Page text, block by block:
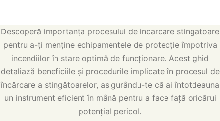
Descoperă importanța procesului de incarcare stingatoare
pentru a-ți menține echipamentele de protecție împotriva
incendiilor în stare optimă de funcționare. Acest ghid
detaliază beneficiile și procedurile implicate în procesul de
încărcare a stingătoarelor, asigurându-te că ai întotdeauna
un instrument eficient în mână pentru a face față oricărui
potențial pericol.